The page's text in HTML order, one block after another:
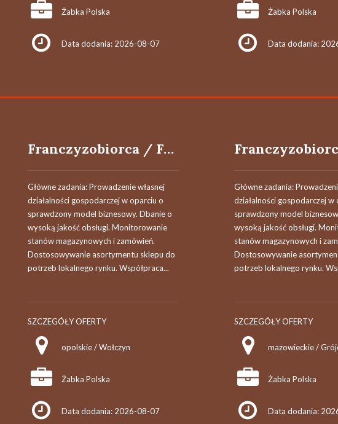
Żabka Polska
Data dodania: 2026-08-07
Żabka Polska
Data dodania:
Franczyzobiorca / Franczyzobiorczyni
Główne zadania: Prowadzenie własnej
działalności gospodarczej w oparciu o
sprawdzony model biznesowy. Dbanie o
wysoką jakość obsługi. Monitorowanie
stanów magazynowych i zamówień.
Dostosowywanie asortymentu sklepu do
potrzeb lokalnego rynku. Współpraca...
SZCZEGÓŁY OFERTY
opolskie / Wołczyn
Żabka Polska
Data dodania: 2026-08-07
Główne zadania:
działalności gospodarczej w
sprawdzony model
wysoką jakość obsługi.
stanów magazynowych i
Dostosowywanie
potrzeb lokalnego rynku.
SZCZEGÓŁY OFERTY
mazowieckie /
Żabka Polska
Data dodania: